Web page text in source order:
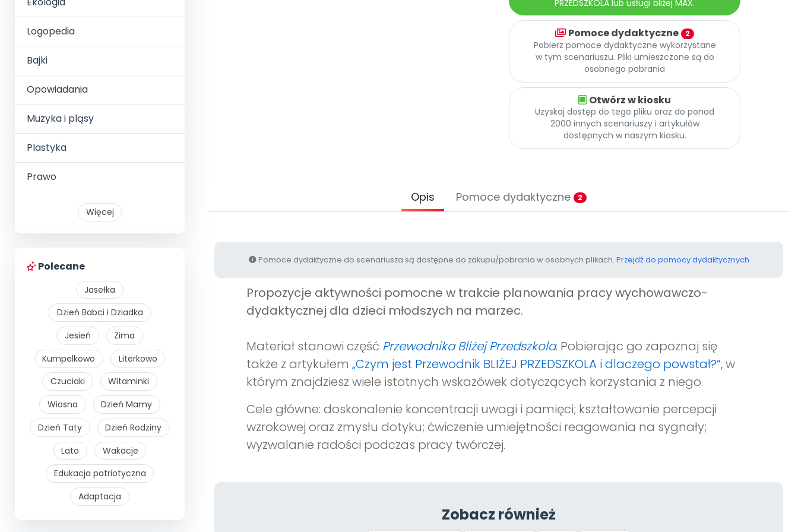
Logopedia
Bajki
Opowiadania
Muzyka i pląsy
Plastyka
Prawo
Więcej
Polecane
Jasełka
Dzień Babci i Dziadka
Jesień
Zima
Kumpelkowo
Literkowo
Czuciaki
Witaminki
Wiosna
Dzień Mamy
Dzień Taty
Dzień Rodziny
Lato
Wakacje
Edukacja patriotyczna
Adaptacja
PRZEDSZKOLA lub usługi bliżej MAX.
Pomoce dydaktyczne 2
Pobierz pomoce dydaktyczne wykorzystane
w tym scenariuszu. Pliki umieszczone są do
osobnego pobrania
Otwórz w kiosku
Uzyskaj dostęp do tego pliku oraz do ponad
2000 innych scenariuszy i artykułów
dostępnych w naszym kiosku.
Opis Pomoce dydaktyczne 2
Pomoce dydaktyczne do scenariusza są dostępne do zakupu/pobrania w osobnych plikach. Przejdź do pomocy dydaktycznych
Propozycje aktywności pomocne w trakcie planowania pracy wychowawczo-
dydaktycznej dla dzieci młodszych na marzec.
Materiał stanowi część Przewodnika Bliżej Przedszkola. Pobierając go zapoznaj się
także z artykułem „Czym jest Przewodnik BLIŻEJ PRZEDSZKOLA i dlaczego powstał?”, w
którym znajdziesz wiele istotnych wskazówek dotyczących korzystania z niego.
Cele główne: doskonalenie koncentracji uwagi i pamięci; kształtowanie percepcji
wzrokowej oraz zmysłu dotyku; ćwiczenie umiejętności reagowania na sygnały;
wyzwalanie radości podczas pracy twórczej.
Zobacz również